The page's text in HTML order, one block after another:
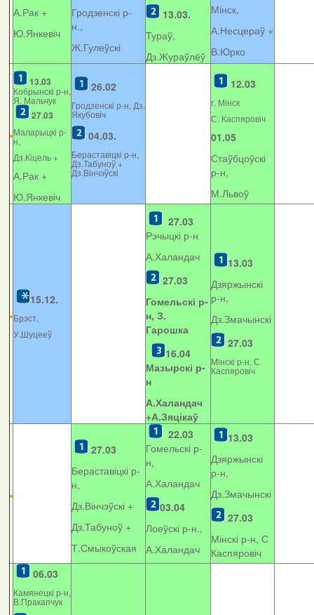
А.Рак +
Ю.Янкевіч
Гродзенскі р-
н.,
Ж.Гулеўскі
13.03.
Тураў,
Дз.Жураўлёў
Мінск,
А.Несцераў +
В.Юрко
13.03
Кобрынскі р-н,
Я. Мальчук
27.03
Маларыцкі р-
н,
Дз.Кіцель +
А.Рак +
Ю.Янкевіч
26.02
Гродзенскі р-н, Дз.
Якубовіч
04.03.
Бераставіцкі р-н,
Дз.Табуноў +
Дз.Вінчэўскі
12.03
г. Мінск
С. Каспяровіч
01.05
Стаўбцоўскі
р-н,
М.Львоў
15.12.
Брэст,
У.Шуцееў
27.03
Рэчыцкі р-н
А.Халандач
27.03
Гомельскі р-
н, З.
Гарошка
16.04
Мазырскі р-
н
А.Халандач
+А.Зяцікаў
13.03
Дзяржынскі
р-н,
Дз.Змачынскі
27.03
Мінскі р-н, С
Каспяровіч
27.03
Бераставіцкі р-
н,
Дз.Вінчэўскі +
Дз.Табуноў +
Т.Смыкоўская
22.03
Гомельскі р-
н,
А.Халандач
03.04
Лоеўскі р-н.,
А.Халандач
13.03
Дзяржынскі
р-н,
Дз.Змачынскі
27.03
Мінскі р-н, С
Каспяровіч
06.03
Камянецкі р-н,
В.Пракапчук